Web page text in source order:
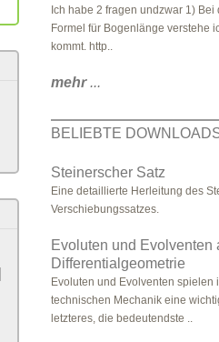
Ich habe 2 fragen undzwar 1)
Formel für Bogenlänge verstehe
kommt. http..
mehr...
BELIEBTE
Steinerscher Satz
Eine detaillierte Herleitung des
Verschiebungssatzes.
Evoluten und Evolventen
Differentialgeometrie
Evoluten und Evolventen spielen
technischen Mechanik eine
letzteres, die bedeutendste ..